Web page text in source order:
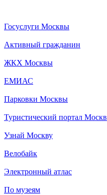
Госуслуги Москвы
Активный гражданин
ЖКХ Москвы
ЕМИАС
Парковки Москвы
Туристический портал
Узнай Москву
Велобайк
Электронный атлас
По музеям